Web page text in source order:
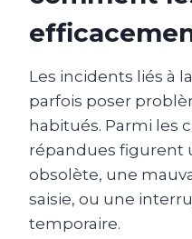
Les incidents liés à
parfois poser
habitués. Parmi les
répandues figurent
obsolète, une
saisie, ou une
temporaire.